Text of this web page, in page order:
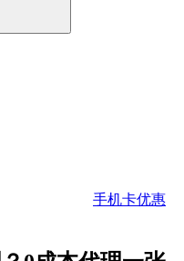
手机卡优惠